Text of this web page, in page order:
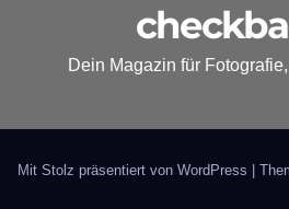
Dein Magazin für
Mit Stolz präsentiert von WordPress |